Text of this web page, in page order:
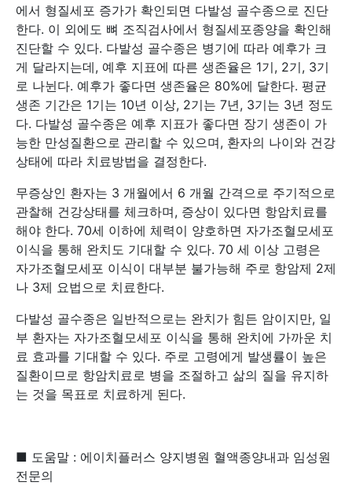
에서 형질세포 증가가 확인되면 다발성 골수종으로 진단
한다. 이 외에도 뼈 조직검사에서 형질세포종양을 확인해
진단할 수 있다. 다발성 골수종은 병기에 따라 예후가 크
게 달라지는데, 예후 지표에 따른 생존율은 1기, 2기, 3기
로 나뉜다. 예후가 좋다면 생존율은 80%에 달한다. 평균
생존 기간은 1기는 10년 이상, 2기는 7년, 3기는 3년 정도
다. 다발성 골수종은 예후 지표가 좋다면 장기 생존이 가
능한 만성질환으로 관리할 수 있으며, 환자의 나이와 건강
상태에 따라 치료방법을 결정한다.
무증상인 환자는 3 개월에서 6 개월 간격으로 주기적으로
관찰해 건강상태를 체크하며, 증상이 있다면 항암치료를
해야 한다. 70세 이하에 체력이 양호하면 자가조혈모세포
이식을 통해 완치도 기대할 수 있다. 70 세 이상 고령은
자가조혈모세포 이식이 대부분 불가능해 주로 항암제 2제
나 3제 요법으로 치료한다.
다발성 골수종은 일반적으로는 완치가 힘든 암이지만, 일
부 환자는 자가조혈모세포 이식을 통해 완치에 가까운 치
료 효과를 기대할 수 있다. 주로 고령에게 발생률이 높은
질환이므로 항암치료로 병을 조절하고 삶의 질을 유지하
는 것을 목표로 치료하게 된다.
■ 도움말 : 에이치플러스 양지병원 혈액종양내과 임성원
전문의